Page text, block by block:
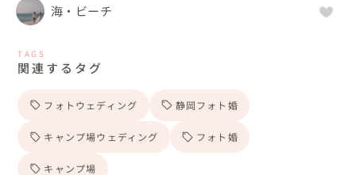
海・ビーチ
TAGS
関連するタグ
フォトウェディング 静岡フォト婚
キャンプ場ウェディング フォト婚
キャンプ場